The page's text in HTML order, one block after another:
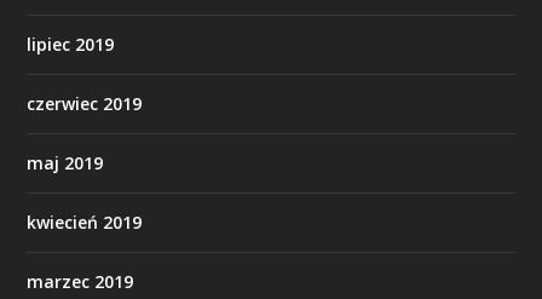
lipiec 2019
czerwiec 2019
maj 2019
kwiecień 2019
marzec 2019